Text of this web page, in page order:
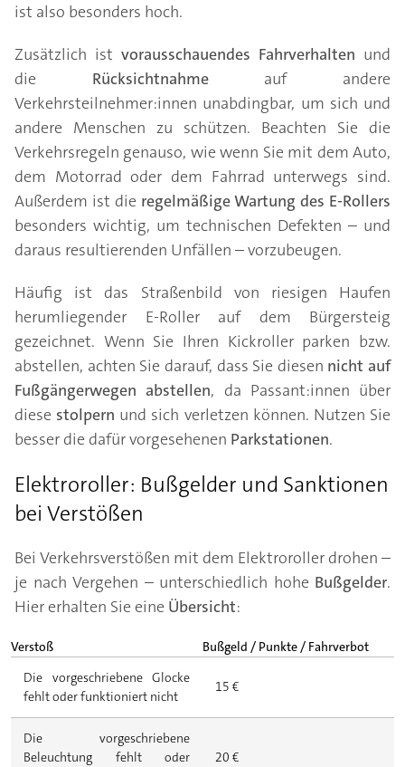
ist also besonders hoch.
Zusätzlich ist vorausschauendes Fahrverhalten und
die Rücksichtnahmeauf andere
Verkehrsteilnehmer:innen unabdingbar, um sich und
andere Menschen zu schützen. Beachten Sie die
Verkehrsregeln genauso, wie wenn Sie mit dem Auto,
dem Motorrad oder dem Fahrrad unterwegs sind.
Außerdem ist die regelmäßige Wartung des E-Rollers
besonders wichtig, um technischen Defekten – und
daraus resultierenden Unfällen – vorzubeugen.
Häufig ist das Straßenbild von riesigen Haufen
herumliegender E-Roller auf dem Bürgersteig
gezeichnet. Wenn Sie Ihren Kickroller parken bzw.
abstellen, achten Sie darauf, dass Sie diesen nicht auf
Fußgängerwegen abstellen, da Passant:innen über
diese stolpern und sich verletzen können. Nutzen Sie
besser die dafür vorgesehenen Parkstationen.
Elektroroller: Bußgelder und Sanktionen
bei Verstößen
Bei Verkehrsverstößen mit dem Elektroroller drohen –
je nach Vergehen – unterschiedlich hohe Bußgelder.
Hier erhalten Sie eine Übersicht:
Verstoß
Bußgeld / Punkte / Fahrverbot
Die vorgeschriebene Glocke
fehlt oder funktioniert nicht
15 €
Die vorgeschriebene
Beleuchtung fehlt oder
20 €